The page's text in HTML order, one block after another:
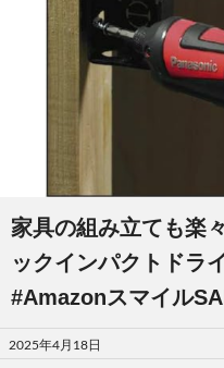
家具の組み立ても楽
ックインパクトドラ
#Amazonスマイル
投
稿
2025年4月18日